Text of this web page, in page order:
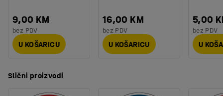
9,00 KM
bez PDV
U KOŠARICU
16,00 KM
bez PDV
U KOŠARICU
5,00
bez PDV
U
Slični proizvodi